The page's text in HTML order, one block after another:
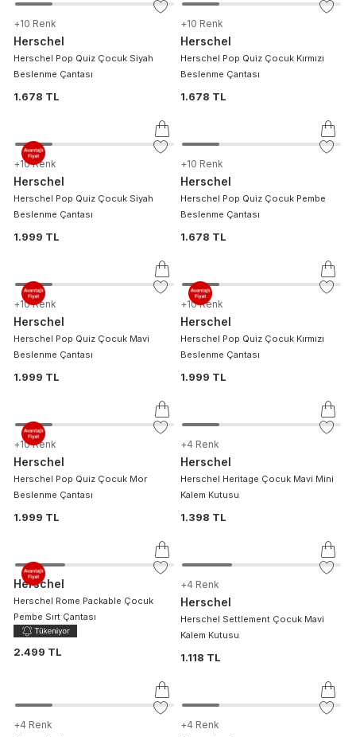
+ 10 Renk
Herschel
Herschel Pop Quiz Çocuk Siyah
Beslenme Çantası
1.678 TL
+ 10 Renk
Herschel
Herschel Pop Quiz Çocuk Kırmızı
Beslenme Çantası
1.678 TL
+ 10 Renk
Herschel
Herschel Pop Quiz Çocuk Siyah
Beslenme Çantası
1.999 TL
+ 10 Renk
Herschel
Herschel Pop Quiz Çocuk Pembe
Beslenme Çantası
1.678 TL
+ 10 Renk
Herschel
Herschel Pop Quiz Çocuk Mavi
Beslenme Çantası
1.999 TL
+ 10 Renk
Herschel
Herschel Pop Quiz Çocuk Kırmızı
Beslenme Çantası
1.999 TL
+ 10 Renk
Herschel
Herschel Pop Quiz Çocuk Mor
Beslenme Çantası
1.999 TL
+ 4 Renk
Herschel
Herschel Heritage Çocuk Mavi Mini
Kalem Kutusu
1.398 TL
Herschel
Herschel Rome Packable Çocuk
Pembe Sırt Çantası
2.499 TL
+ 4 Renk
Herschel
Herschel Settlement Çocuk Mavi
Kalem Kutusu
1.118 TL
+ 4 Renk + 4 Renk